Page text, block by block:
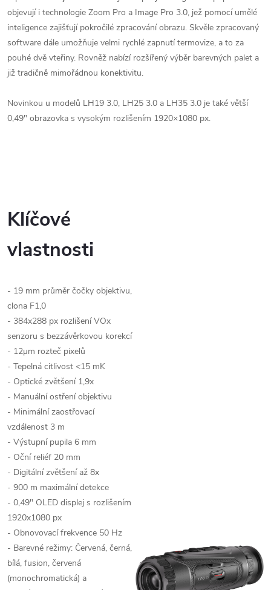
objevují i technologie Zoom Pro a Image Pro 3.0, jež pomocí umělé
inteligence zajišťují pokročilé zpracování obrazu. Skvěle zpracovaný
software dále umožňuje velmi rychlé zapnutí termovize, a to za
pouhé dvě vteřiny. Rovněž nabízí rozšířený výběr barevných palet a
již tradičně mimořádnou konektivitu.
Novinkou u modelů LH19 3.0, LH25 3.0 a LH35 3.0 je také větší
0,49" obrazovka s vysokým rozlišením 1920×1080 px.
Klíčové
vlastnosti
- 19 mm průměr čočky objektivu,
clona F1,0
- 384x288 px rozlišení VOx
senzoru s bezzávěrkovou korekcí
- 12μm rozteč pixelů
- Tepelná citlivost <15 mK
- Optické zvětšení1,9x
- Manuální ostření objektivu
- Minimální zaostřovací
vzdálenost 3 m
- Výstupní pupila 6 mm
- Oční reliéf 20 mm
- Digitální zvětšeníaž 8x
- 900 m maximální detekce
- 0,49" OLED displej s rozlišením
1920x1080 px
- Obnovovací frekvence 50 Hz
- Barevné režimy: Červená, černá,
bílá, fusion, červená
(monochromatická) a